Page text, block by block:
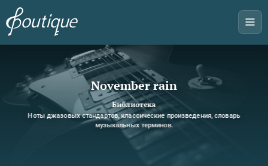
November rain
Библиотека
Ноты джазовых стандартов, классические произведения, словарь
музыкальных терминов.